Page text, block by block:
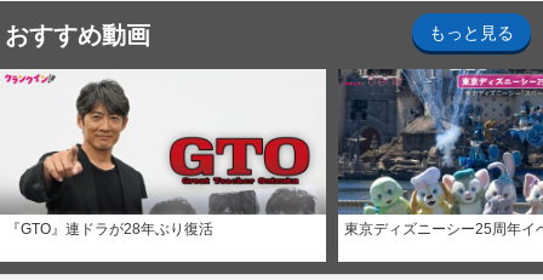
おすすめ動画 もっと見る
『GTO』連ドラが28年ぶり復活 東京ディズニーシー25周年イ